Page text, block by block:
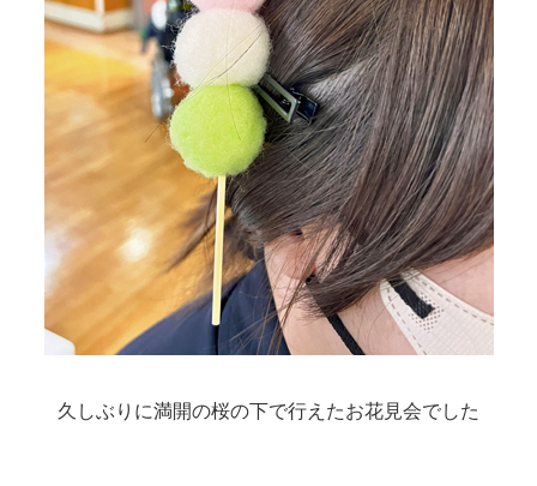
久しぶりに満開の桜の下で行えたお花見会でした